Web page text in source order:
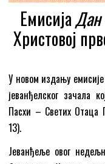
ЕмисијаДан
Христовој
У новом издању
јеванђелског зачала
Пасхи – Светих Отаца
13).
Јеванђеље овог